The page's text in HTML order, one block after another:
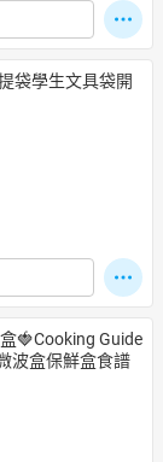
袋學生文具袋開
🍓Cooking Guide
波盒保鮮盒食譜